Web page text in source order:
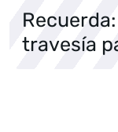
travesía